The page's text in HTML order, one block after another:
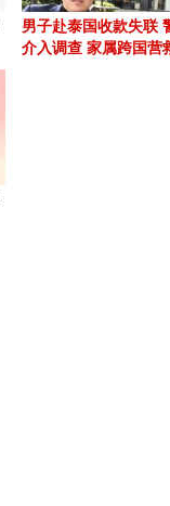
男子赴泰国收款失联
介入调查 家属跨国营